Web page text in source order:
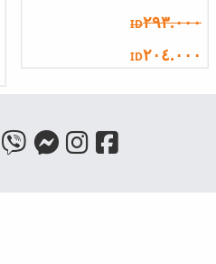
ID٢٩٣.٠٠٠
ID٢٠٤.٠٠٠